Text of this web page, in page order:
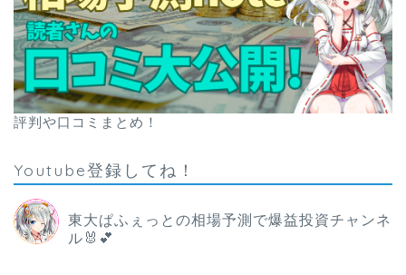
評判や口コミまとめ！
Youtube登録してね！
東大ぱふぇっとの相場予測で爆益投資チャンネ
ル🐰💕